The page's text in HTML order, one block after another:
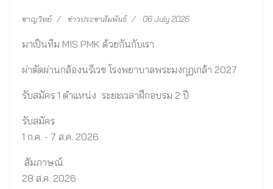
ชาญวิทย์ ข่าวประชาสัมพันธ์ 06 July 2026
มาเป็นทีม MIS PMK ด้วยกันกับเรา
ผ่าตัดผ่านกล้องนรีเวช โรงพยาบาลพระมงกุฏเกล้า 2027
รับสมัคร 1 ตําแหน่ง ระยะเวลาฝึกอบรม 2 ปี
รับสมัคร
1 ก.ค. - 7 ส.ค. 2026
สัมภาษณ์
28 ส.ค. 2026